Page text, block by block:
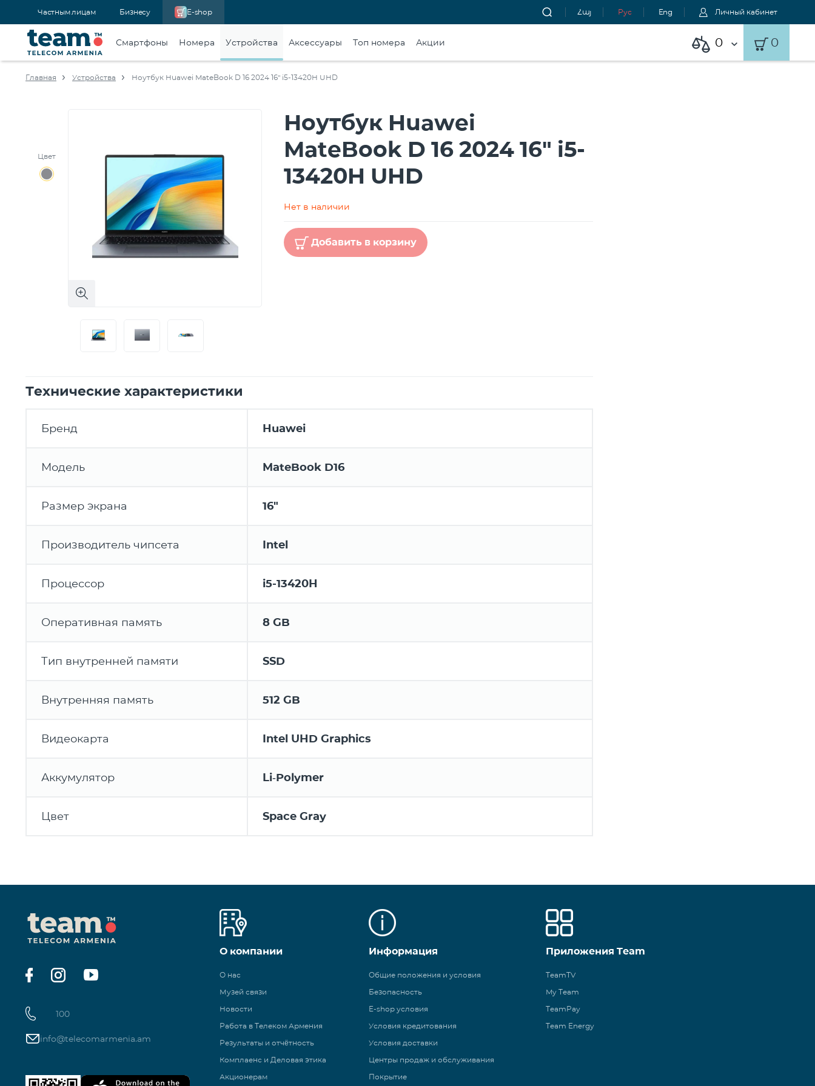
Частным лицам Бизнесу E-shop Հայ Рус Eng Личный кабинет
Смартфоны Номера Устройства Аксессуары Топ номера Акции 0 0
Главная Устройства Ноутбук Huawei MateBook D 16 2024 16" i5-13420H UHD
Цвет
Ноутбук Huawei
MateBook D 16 2024 16" i5-
13420H UHD
Нет в наличии
Добавить в корзину
Технические характеристики
Бренд Huawei
Модель MateBook D16
Размер экрана 16"
Производитель чипсета Intel
Процессор i5-13420H
Оперативная память 8 GB
Тип внутренней памяти SSD
Внутренняя память 512 GB
Видеокарта Intel UHD Graphics
Аккумулятор Li‑Polymer
Цвет Space Gray
100
info@telecomarmenia.am
О компании
О нас
Музей связи
Новости
Работа в Телеком Армения
Результаты и отчётность
Комплаенс и Деловая этика
Акционерам
Информация
Общие положения и условия
Безопасность
E-shop условия
Условия кредитования
Условия доставки
Центры продаж и обслуживания
Покрытие
Приложения Team
TeamTV
My Team
TeamPay
Team Energy